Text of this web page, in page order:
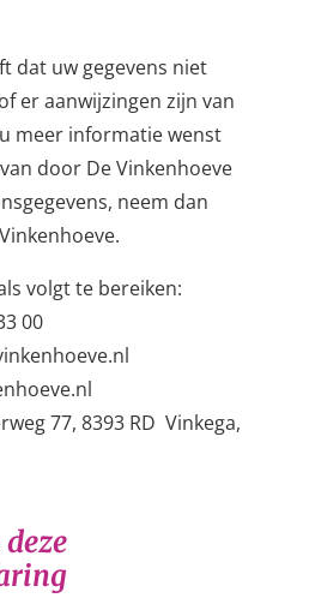
dat uw gegevens niet
er aanwijzingen zijn van
meer informatie wenst
door De Vinkenhoeve
neem dan
volgt te bereiken:
00
77, 8393 RD Vinkega,